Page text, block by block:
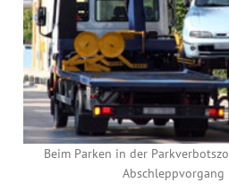
Beim Parken in der
Abschleppvorgang